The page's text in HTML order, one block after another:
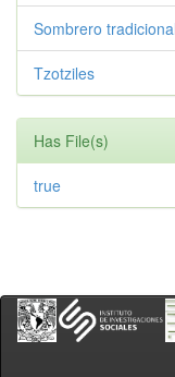
Sombrero
Tzotziles
Has File(s)
true